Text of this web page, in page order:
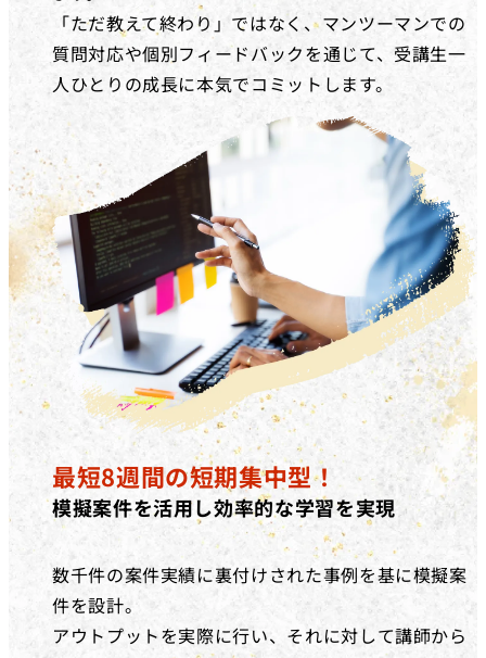
「ただ教えて終わり」ではなく、マンツーマンでの
質問対応や個別フィードバックを通じて、受講生一
人ひとりの成長に本気でコミットします。
最短8週間の短期集中型！
模擬案件を活用し効率的な学習を実現
数千件の案件実績に裏付けされた事例を基に模擬案
件を設計。
アウトプットを実際に行い、それに対して講師から